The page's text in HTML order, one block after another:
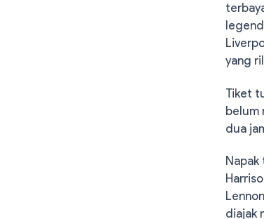
yang
Tiket
belum
dua
Napak
diajak